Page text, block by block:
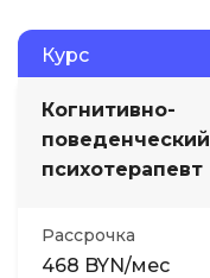
Курс
Когнитивно-
поведенческий
психотерапевт
Рассрочка
468 BYN/мес